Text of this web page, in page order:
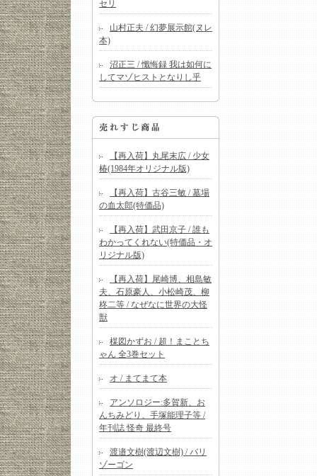
セリ
山村正夫 / 幻夢展示館(ヌレ
本)
沼正三 / 懺悔録 我は如何に
してマゾヒストとなりし乎
【再入荷】丸尾末広 / 少女
椿(1984年オリジナル版)
【再入荷】古谷三敏 / 墓場
の血太郎(特価品)
【再入荷】武田京子 / 誰も
わかってくれない(特価品・オ
リジナル版)
【再入荷】尾崎博、相島敏
夫、石原豪人、小松崎茂、柳
柊二等 / なぜなに世界の大怪
獣
楳図かずお / 超！まことち
ゃん 全3巻セット
オ / まてまて本
アンソロジー:多賀新、お
んちみどり、手塚能理子等 /
年刊誌 怪奇 最終号
渡邉文樹(渡辺文樹) / バリ
ゾーゴン